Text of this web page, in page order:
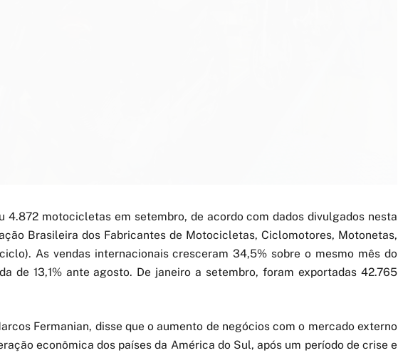
4.872 motocicletas em setembro, de acordo com dados divulgados nesta
Brasileira dos Fabricantes de Motocicletas, Ciclomotores, Motonetas,
As vendas internacionais cresceram 34,5% sobre o mesmo mês do
de 13,1% ante agosto. De janeiro a setembro, foram exportadas 42.765
Fermanian, disse que o aumento de negócios com o mercado externo
econômica dos países da América do Sul, após um período de crise e